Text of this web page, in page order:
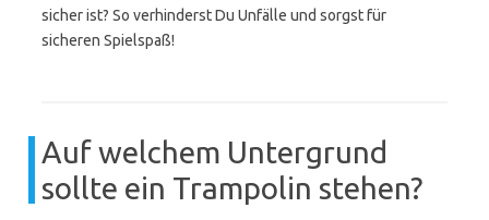
sicher ist? So verhinderst Du Unfälle und sorgst für
sicheren Spielspaß!
Auf welchem Untergrund
sollte ein Trampolin stehen?